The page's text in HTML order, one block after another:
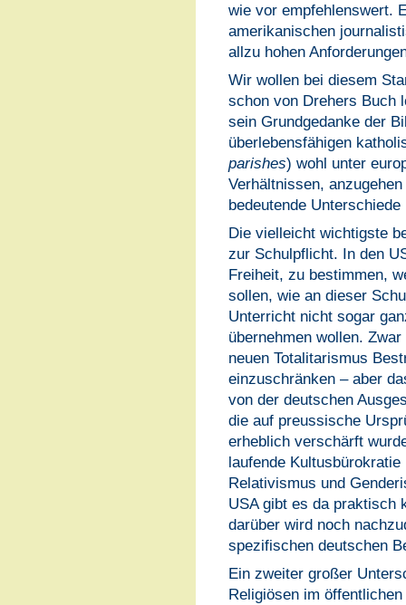
wie vor empfehlenswert.
amerikanischen
allzu hohen
Wir wollen bei diesem
schon von Drehers Buch
sein Grundgedanke der
überlebensfähigen
parishes) wohl unter
Verhältnissen,
bedeutende
Die vielleicht wichtigste
zur Schulpflicht. In den
Freiheit, zu bestimmen,
sollen, wie an dieser
Unterricht nicht sogar
übernehmen wollen.
neuen Totalitarismus
einzuschränken – aber
von der deutschen
die auf preussische
erheblich verschärft
laufende
Relativismus und
USA gibt es da praktisch
darüber wird noch
spezifischen deutschen
Ein zweiter großer
Religiösen im